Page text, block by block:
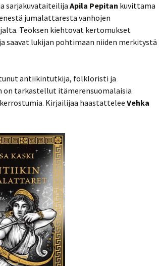
sarjakuvataiteilija Apila Pepitan kuvittama
jumalattaresta vanhojen
Teoksen kiehtovat kertomukset
lukijan pohtimaan niiden merkitystä
antiikintutkija, folkloristi ja
on tarkastellut itämerensuomalaisia
Kirjailijaa haastattelee Vehka